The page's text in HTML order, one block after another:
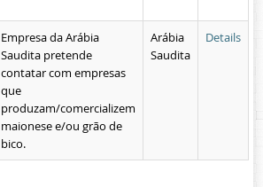
Empresa da Arábia
Saudita pretende
contatar com empresas
que
produzam/comercializem
maionese e/ou grão de
bico.
Arábia
Saudita
Details